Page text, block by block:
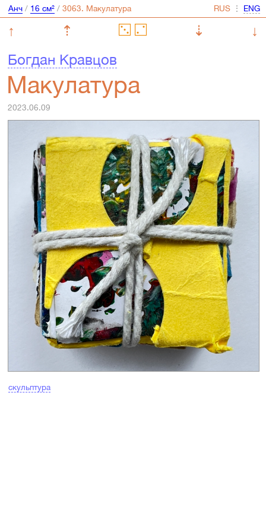
Анч/ 16 см²/ ⋮
↑ ⇡ ⇣
↓
Богдан Кравцов
Макулатура
2023.06.09
скульптура